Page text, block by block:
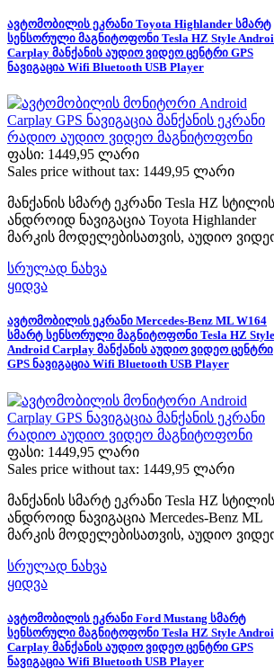
ავტომობილის ეკრანი Toyota Highlander სმარტ
სენსორული მაგნიტოფონი Tesla HZ Style
Carplay მანქანის აუდიო ვიდეო ცენტრი GPS
ნავიგაცია Wifi Bluetooth USB Player
ფასი: 1449,95 ლარი
Sales price without tax: 1449,95 ლარი
მანქანის სმარტ ეკრანი Tesla HZ სტილის
ანდროიდ ნავიგაცია Toyota Highlander
მარკის მოდელებისათვის, აუდიო
სრულად ნახვა
ყიდვა
ავტომობილის ეკრანი Mercedes-Benz ML W164
სმარტ სენსორული მაგნიტოფონი Tesla HZ Style
Android Carplay მანქანის აუდიო ვიდეო ცენტრი
GPS ნავიგაცია Wifi Bluetooth USB Player
ფასი: 1449,95 ლარი
Sales price without tax: 1449,95 ლარი
მანქანის სმარტ ეკრანი Tesla HZ სტილის
ანდროიდ ნავიგაცია Mercedes-Benz ML
მარკის მოდელებისათვის, აუდიო
სრულად ნახვა
ყიდვა
ავტომობილის ეკრანი Ford Mustang სმარტ
სენსორული მაგნიტოფონი Tesla HZ Style
Carplay მანქანის აუდიო ვიდეო ცენტრი GPS
ნავიგაცია Wifi Bluetooth USB Player